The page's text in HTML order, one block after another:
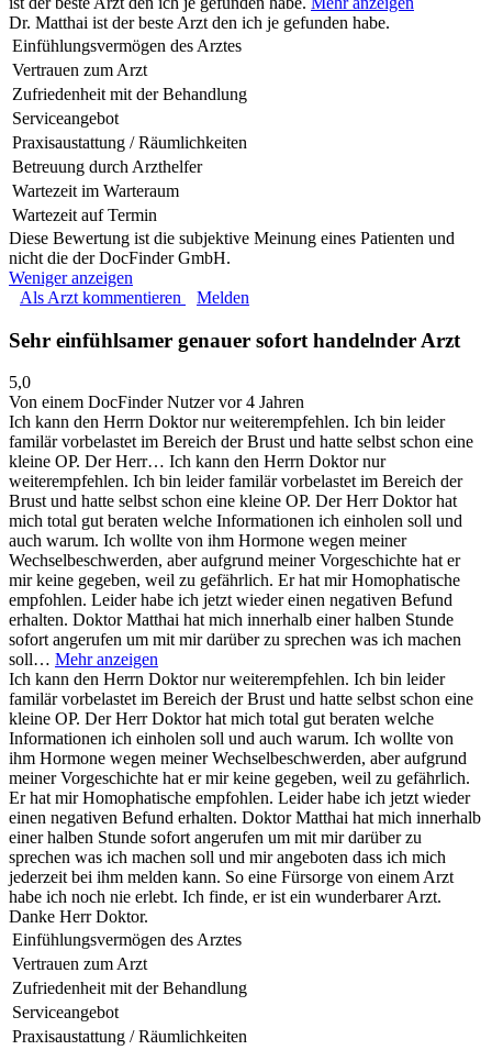
Dr. Matthai ist der beste Arzt den ich je gefunden habe.
Einfühlungsvermögen des Arztes
Vertrauen zum Arzt
Zufriedenheit mit der Behandlung
Serviceangebot
Praxisaustattung / Räumlichkeiten
Betreuung durch Arzthelfer
Wartezeit im Warteraum
Wartezeit auf Termin
Diese Bewertung ist die subjektive Meinung eines Patienten und
nicht die der DocFinder GmbH.
Weniger anzeigen
Als Arzt kommentieren
Melden
Sehr einfühlsamer genauer sofort handelnder Arzt
5,0
Von einem DocFinder Nutzervor 4 Jahren
Ich kann den Herrn Doktor nur weiterempfehlen. Ich bin leider
familär vorbelastet im Bereich der Brust und hatte selbst schon eine
kleine OP. Der Herr… Ich kann den Herrn Doktor nur
weiterempfehlen. Ich bin leider familär vorbelastet im Bereich der
Brust und hatte selbst schon eine kleine OP. Der Herr Doktor hat
mich total gut beraten welche Informationen ich einholen soll und
auch warum. Ich wollte von ihm Hormone wegen meiner
Wechselbeschwerden, aber aufgrund meiner Vorgeschichte hat er
mir keine gegeben, weil zu gefährlich. Er hat mir Homophatische
empfohlen. Leider habe ich jetzt wieder einen negativen Befund
erhalten. Doktor Matthai hat mich innerhalb einer halben Stunde
sofort angerufen um mit mir darüber zu sprechen was ich machen
soll… Mehr anzeigen
Ich kann den Herrn Doktor nur weiterempfehlen. Ich bin leider
familär vorbelastet im Bereich der Brust und hatte selbst schon eine
kleine OP. Der Herr Doktor hat mich total gut beraten welche
Informationen ich einholen soll und auch warum. Ich wollte von
ihm Hormone wegen meiner Wechselbeschwerden, aber aufgrund
meiner Vorgeschichte hat er mir keine gegeben, weil zu gefährlich.
Er hat mir Homophatische empfohlen. Leider habe ich jetzt wieder
einen negativen Befund erhalten. Doktor Matthai hat mich innerhalb
einer halben Stunde sofort angerufen um mit mir darüber zu
sprechen was ich machen soll und mir angeboten dass ich mich
jederzeit bei ihm melden kann. So eine Fürsorge von einem Arzt
habe ich noch nie erlebt. Ich finde, er ist ein wunderbarer Arzt.
Danke Herr Doktor.
Einfühlungsvermögen des Arztes
Vertrauen zum Arzt
Zufriedenheit mit der Behandlung
Serviceangebot
Praxisaustattung / Räumlichkeiten